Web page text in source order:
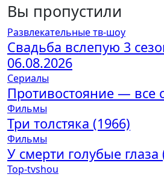
Вы пропустили
Развлекательные тв-шоу
Свадьба вслепую 3
06.08.2026
Сериалы
Противостояние — все
Фильмы
Три толстяка (1966)
Фильмы
У смерти голубые глаза
Top-tvshou